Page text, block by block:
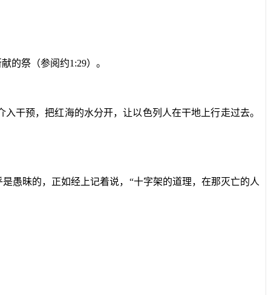
的祭（参阅约1:29）。
干预，把红海的水分开，让以色列人在干地上行走过去。
愚昧的，正如经上记着说，“十字架的道理，在那灭亡的人